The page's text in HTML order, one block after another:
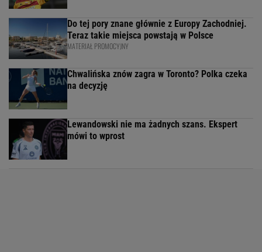
Do tej pory znane głównie z Europy Zachodniej.
Teraz takie miejsca powstają w Polsce
MATERIAŁ PROMOCYJNY
Chwalińska znów zagra w Toronto? Polka czeka
na decyzję
Lewandowski nie ma żadnych szans. Ekspert
mówi to wprost